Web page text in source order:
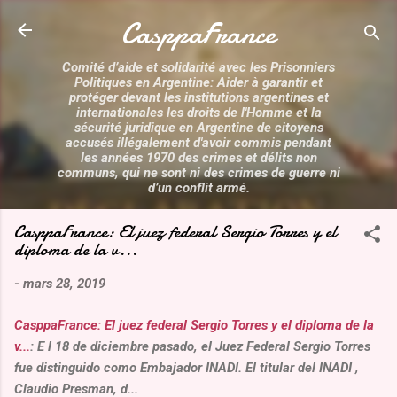
Accéder au contenu principal
CasppaFrance
Comité d’aide et solidarité avec les Prisonniers
Politiques en Argentine: Aider à garantir et
protéger devant les institutions argentines et
internationales les droits de l'Homme et la
sécurité juridique en Argentine de citoyens
accusés illégalement d'avoir commis pendant
les années 1970 des crimes et délits non
communs, qui ne sont ni des crimes de guerre ni
d’un conflit armé.
CasppaFrance: El juez federal Sergio Torres y el
diploma de la v...
- mars 28, 2019
CasppaFrance: El juez federal Sergio Torres y el diploma de la
v...: E l 18 de diciembre pasado, el Juez Federal Sergio Torres
fue distinguido como Embajador INADI. El titular del INADI ,
Claudio Presman, d...